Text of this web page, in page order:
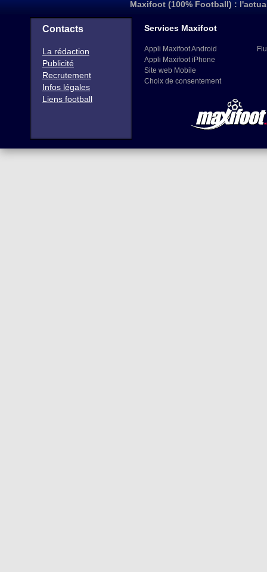
Maxifoot (100% Football) :
Contacts
La rédaction
Publicité
Recrutement
Infos légales
Liens football
Services Maxifoot
Appli Maxifoot Android
Appli Maxifoot iPhone
Site web Mobile
Choix de consentement